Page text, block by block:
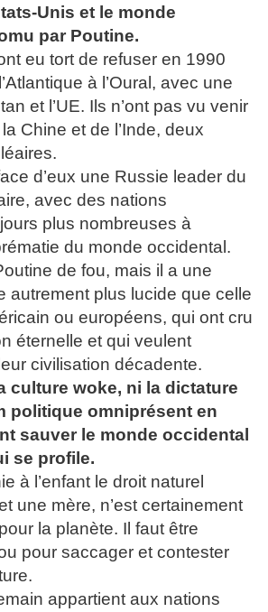
Unis et le monde
par Poutine.
eu tort de refuser en 1990
à l’Oural, avec une
et l’UE. Ils n’ont pas vu venir
la Chine et de l’Inde, deux
d’eux une Russie leader du
avec des nations
plus nombreuses à
du monde occidental.
de fou, mais il a une
autrement plus lucide que celle
ou européens, qui ont cru
éternelle et qui veulent
civilisation décadente.
culture woke, ni la dictature
politique omniprésent en
sauver le monde occidental
se profile.
à l’enfant le droit naturel
une mère, n’est certainement
la planète. Il faut être
pour saccager et contester
appartient aux nations